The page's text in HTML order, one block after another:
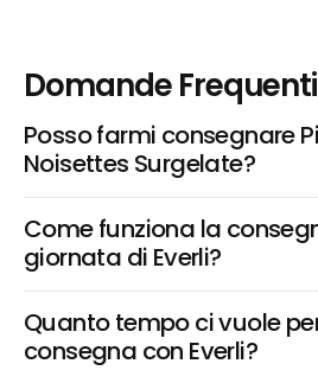
Domande Frequenti
Posso farmi consegnare
Noisettes Surgelate?
Come funziona la
giornata di Everli?
Quanto tempo ci vuole
consegna con Everli?